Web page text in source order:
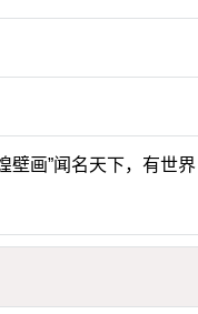
壁画”闻名天下，有世界